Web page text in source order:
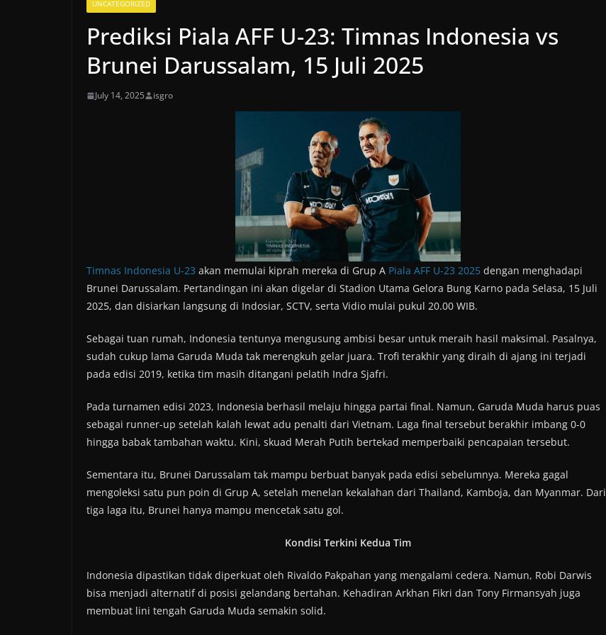
UNCATEGORIZED
Prediksi Piala AFF U-23: Timnas Indonesia vs
Brunei Darussalam, 15 Juli 2025
July 14, 2025 isgro
Timnas Indonesia U-23 akan memulai kiprah mereka di Grup A Piala AFF U-23 2025 dengan menghadapi
Brunei Darussalam. Pertandingan ini akan digelar di Stadion Utama Gelora Bung Karno pada Selasa, 15 Juli
2025, dan disiarkan langsung di Indosiar, SCTV, serta Vidio mulai pukul 20.00 WIB.
Sebagai tuan rumah, Indonesia tentunya mengusung ambisi besar untuk meraih hasil maksimal. Pasalnya,
sudah cukup lama Garuda Muda tak merengkuh gelar juara. Trofi terakhir yang diraih di ajang ini terjadi
pada edisi 2019, ketika tim masih ditangani pelatih Indra Sjafri.
Pada turnamen edisi 2023, Indonesia berhasil melaju hingga partai final. Namun, Garuda Muda harus puas
sebagai runner-up setelah kalah lewat adu penalti dari Vietnam. Laga final tersebut berakhir imbang 0-0
hingga babak tambahan waktu. Kini, skuad Merah Putih bertekad memperbaiki pencapaian tersebut.
Sementara itu, Brunei Darussalam tak mampu berbuat banyak pada edisi sebelumnya. Mereka gagal
mengoleksi satu pun poin di Grup A, setelah menelan kekalahan dari Thailand, Kamboja, dan Myanmar. Dari
tiga laga itu, Brunei hanya mampu mencetak satu gol.
Kondisi Terkini Kedua Tim
Indonesia dipastikan tidak diperkuat oleh Rivaldo Pakpahan yang mengalami cedera. Namun, Robi Darwis
bisa menjadi alternatif di posisi gelandang bertahan. Kehadiran Arkhan Fikri dan Tony Firmansyah juga
membuat lini tengah Garuda Muda semakin solid.